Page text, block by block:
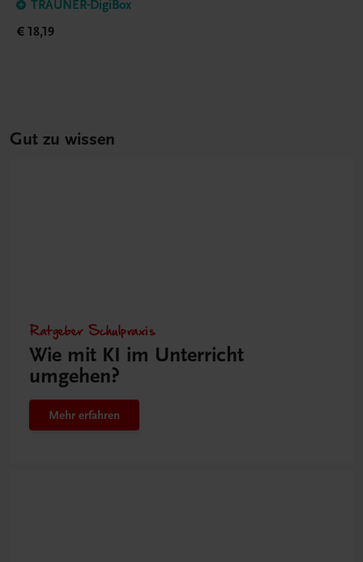
TRAUNER-DigiBox
€ 18,19
Gut zu wissen
Ratgeber Schulpraxis
Wie mit KI im Unterricht
umgehen?
Mehr erfahren